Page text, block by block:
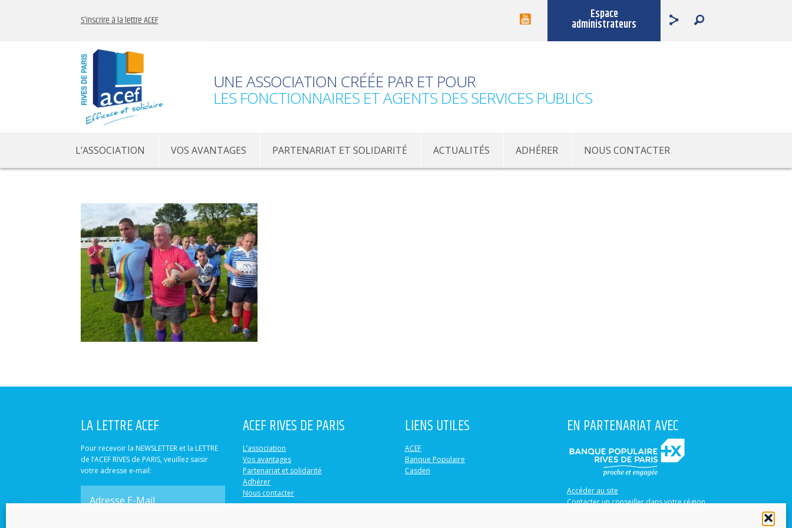
S'inscrire à la lettre ACEF Espace
administrateurs
UNE ASSOCIATION CRÉÉE PAR ET POUR
LES FONCTIONNAIRES ET AGENTS DES SERVICES PUBLICS
L’ASSOCIATION VOS AVANTAGES PARTENARIAT ET SOLIDARITÉ ACTUALITÉS ADHÉRER NOUS CONTACTER
LA LETTRE ACEF
Pour recevoir la NEWSLETTER et la LETTRE
de l’ACEF RIVES de PARIS, veuillez saisir
votre adresse e-mail:
ACEF RIVES DE PARIS
L’association
Vos avantages
Partenariat et solidarité
Adhérer
Nous contacter
LIENS UTILES
ACEF
Banque Populaire
Casden
EN PARTENARIAT AVEC
Accéder au site
Contacter un conseiller dans votre région